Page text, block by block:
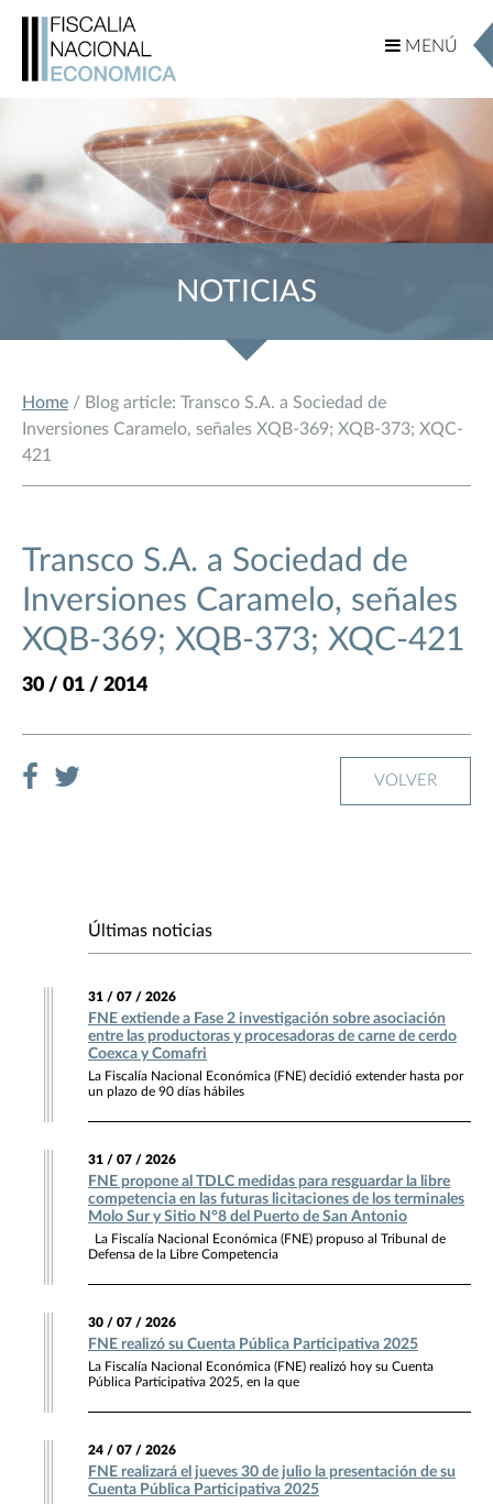
MENÚ
MENÚ
NOTICIAS
Home / Blog article: Transco S.A. a Sociedad de
Inversiones Caramelo, señales XQB-369; XQB-373; XQC-
421
Transco S.A. a Sociedad de
Inversiones Caramelo, señales
XQB-369; XQB-373; XQC-421
30 / 01 / 2014
VOLVER
Últimas noticias
31 / 07 / 2026
FNE extiende a Fase 2 investigación sobre asociación
entre las productoras y procesadoras de carne de cerdo
Coexca y Comafri
La Fiscalía Nacional Económica (FNE) decidió extender hasta por
un plazo de 90 días hábiles
31 / 07 / 2026
FNE propone al TDLC medidas para resguardar la libre
competencia en las futuras licitaciones de los terminales
Molo Sur y Sitio N°8 del Puerto de San Antonio
La Fiscalía Nacional Económica (FNE) propuso al Tribunal de
Defensa de la Libre Competencia
30 / 07 / 2026
FNE realizó su Cuenta Pública Participativa 2025
La Fiscalía Nacional Económica (FNE) realizó hoy su Cuenta
Pública Participativa 2025, en la que
24 / 07 / 2026
FNE realizará el jueves 30 de julio la presentación de su
Cuenta Pública Participativa 2025